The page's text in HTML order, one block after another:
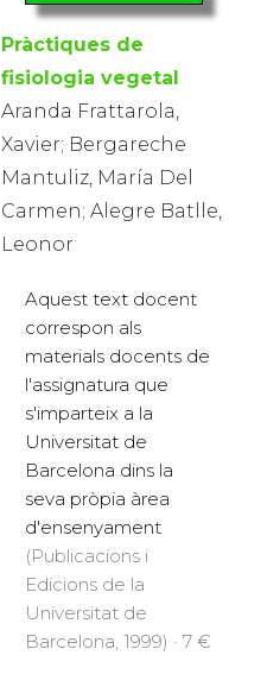
Pràctiques de
fisiologia vegetal
Aranda Frattarola,
Xavier; Bergareche
Mantuliz, María Del
Carmen; Alegre Batlle,
Leonor
Aquest text docent
correspon als
materials docents de
l'assignatura que
s'imparteix a la
Universitat de
Barcelona dins la
seva pròpia àrea
d'ensenyament
(Publicacions i
Edicions de la
Universitat de
Barcelona, 1999) · 7 €